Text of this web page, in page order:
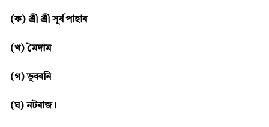
(ক) শ্ৰী শ্ৰী সূৰ্য পাহাৰ
(খ) মৈদাম
(গ) ডুবৰনি
(ঘ) নটৰাজ।